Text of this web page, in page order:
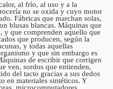
al frío, al uso y a la
no se oxida y cuyo motor
Fábricas que marchan solas,
blusas blancas. Máquinas que
y que comprenden aquello que
que producen, según la
y todas aquellas
y que sin embargo es
de escribir que corrigen
ven, sordos que entienden,
del tacto gracias a sus dedos
en materiales sintéticos. Y